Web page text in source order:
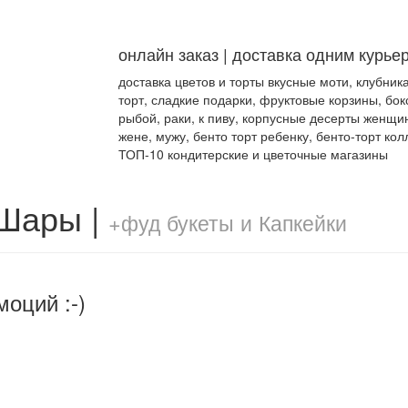
онлайн заказ | доставка одним
доставка цветов и торты вкусные моти,
торт, сладкие подарки, фруктовые корзины,
рыбой, раки, к пиву, корпусные десерты
жене, мужу, бенто торт ребенку, бенто-торт
ТОП-10 кондитерские и цветочные магазины
| +фуд букеты и Капкейки
:-)